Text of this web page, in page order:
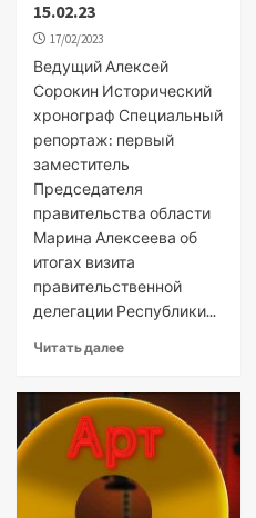
15.02.23
17/02/2023
Ведущий Алексей
Сорокин Исторический
хронограф Специальный
репортаж: первый
заместитель
Председателя
правительства области
Марина Алексеева об
итогах визита
правительственной
делегации Республики...
Читать далее